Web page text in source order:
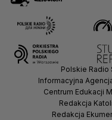
Polskie Radio
Informacyjna
Centrum Edukacji
Redakcja
Redakcja